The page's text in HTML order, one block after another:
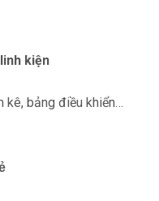
kiện
kê, bảng điều khiển…